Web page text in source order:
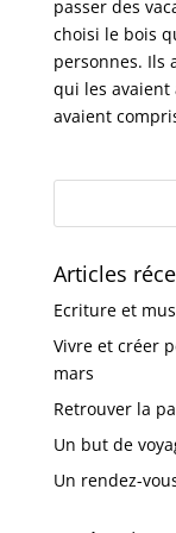
passer des
choisi le bois
personnes. Ils
qui les avaient
avaient
Articles
Ecriture et
Vivre et créer
mars
Retrouver la
Un but de
Un rendez-